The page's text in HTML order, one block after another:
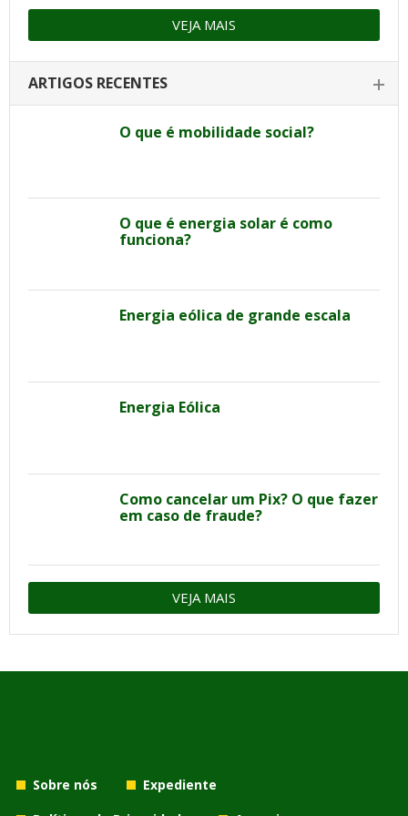
VEJA MAIS
ARTIGOS RECENTES
O que é mobilidade social?
O que é energia solar é como
funciona?
Energia eólica de grande escala
Energia Eólica
Como cancelar um Pix? O que fazer
em caso de fraude?
VEJA MAIS
Sobre nós
Expediente